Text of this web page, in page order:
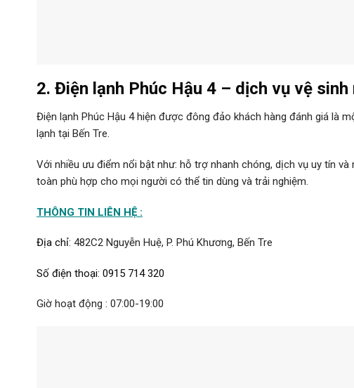
2. Điện lạnh Phúc Hậu 4 – dịch vụ vệ sinh
Điện lạnh Phúc Hậu 4 hiện được đông đảo khách hàng đánh giá là
lạnh tại Bến Tre.
Với nhiều ưu điểm nổi bật như: hỗ trợ nhanh chóng, dịch vụ uy tín
toàn phù hợp cho mọi người có thể tin dùng và trải nghiệm.
THÔNG TIN LIÊN HỆ :
Địa chỉ: 482C2 Nguyễn Huệ, P. Phú Khương, Bến Tre
Số điện thoại: 0915 714 320
Giờ hoạt động : 07:00-19:00